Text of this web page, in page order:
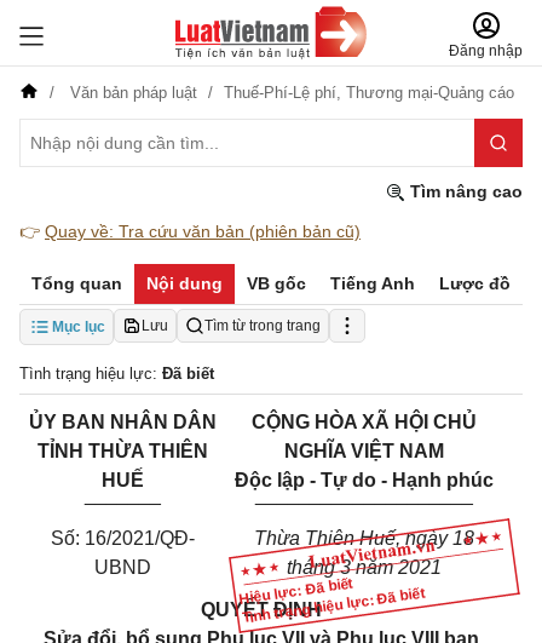
Đăng nhập
Văn bản pháp luật Thuế-Phí-Lệ phí, Thương mại-Quảng cáo
Tìm nâng cao
👉 Quay về: Tra cứu văn bản (phiên bản cũ)
Tổng quan Nội dung VB gốc Tiếng Anh Lược đồ
Mục lục Lưu Tìm từ trong trang
Tình trạng hiệu lực: Đã biết
Hiệu lực: Đã biết
Tình trạng hiệu lực: Đã biết
ỦY BAN NHÂN DÂN
TỈNH THỪA THIÊN
HUẾ
Số: 16/2021/QĐ-
UBND
CỘNG HÒA XÃ HỘI CHỦ
NGHĨA VIỆT NAM
Độc lập - Tự do - Hạnh phúc
____________________
Thừa Thiên Huế, ngày 18
tháng 3 năm 2021
QUYẾT ĐỊNH
Sửa đổi, bổ sung Phụ lục VII và Phụ lục VIII ban